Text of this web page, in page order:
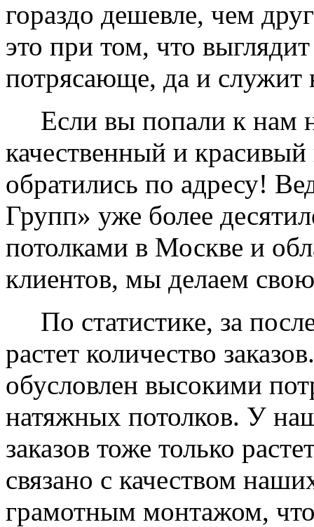
гораздо дешевле, чем
это при том, что
потрясающе, да и служит
Если вы попали к нам
качественный и
обратились по адресу!
Групп» уже более
потолками в Москве и
клиентов, мы делаем
По статистике, за
растет количество
обусловлен высокими
натяжных потолков. У
заказов тоже только
связано с качеством
грамотным монтажом,